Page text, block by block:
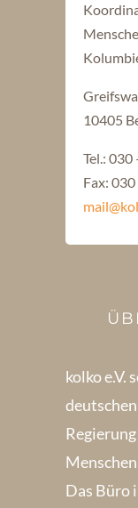
10405
Tel.: 030
Fax:
kolko e.V.
Das Büro